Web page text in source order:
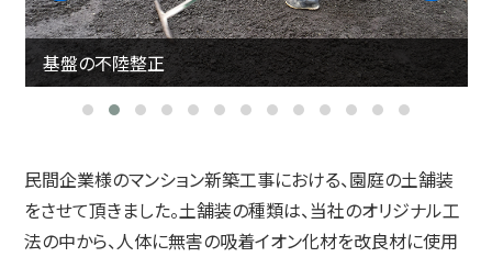
基盤の不陸整正
民間企業様のマンション新築工事における、園庭の土舗装
をさせて頂きました。土舗装の種類は、当社のオリジナル工
法の中から、人体に無害の吸着イオン化材を改良材に使用